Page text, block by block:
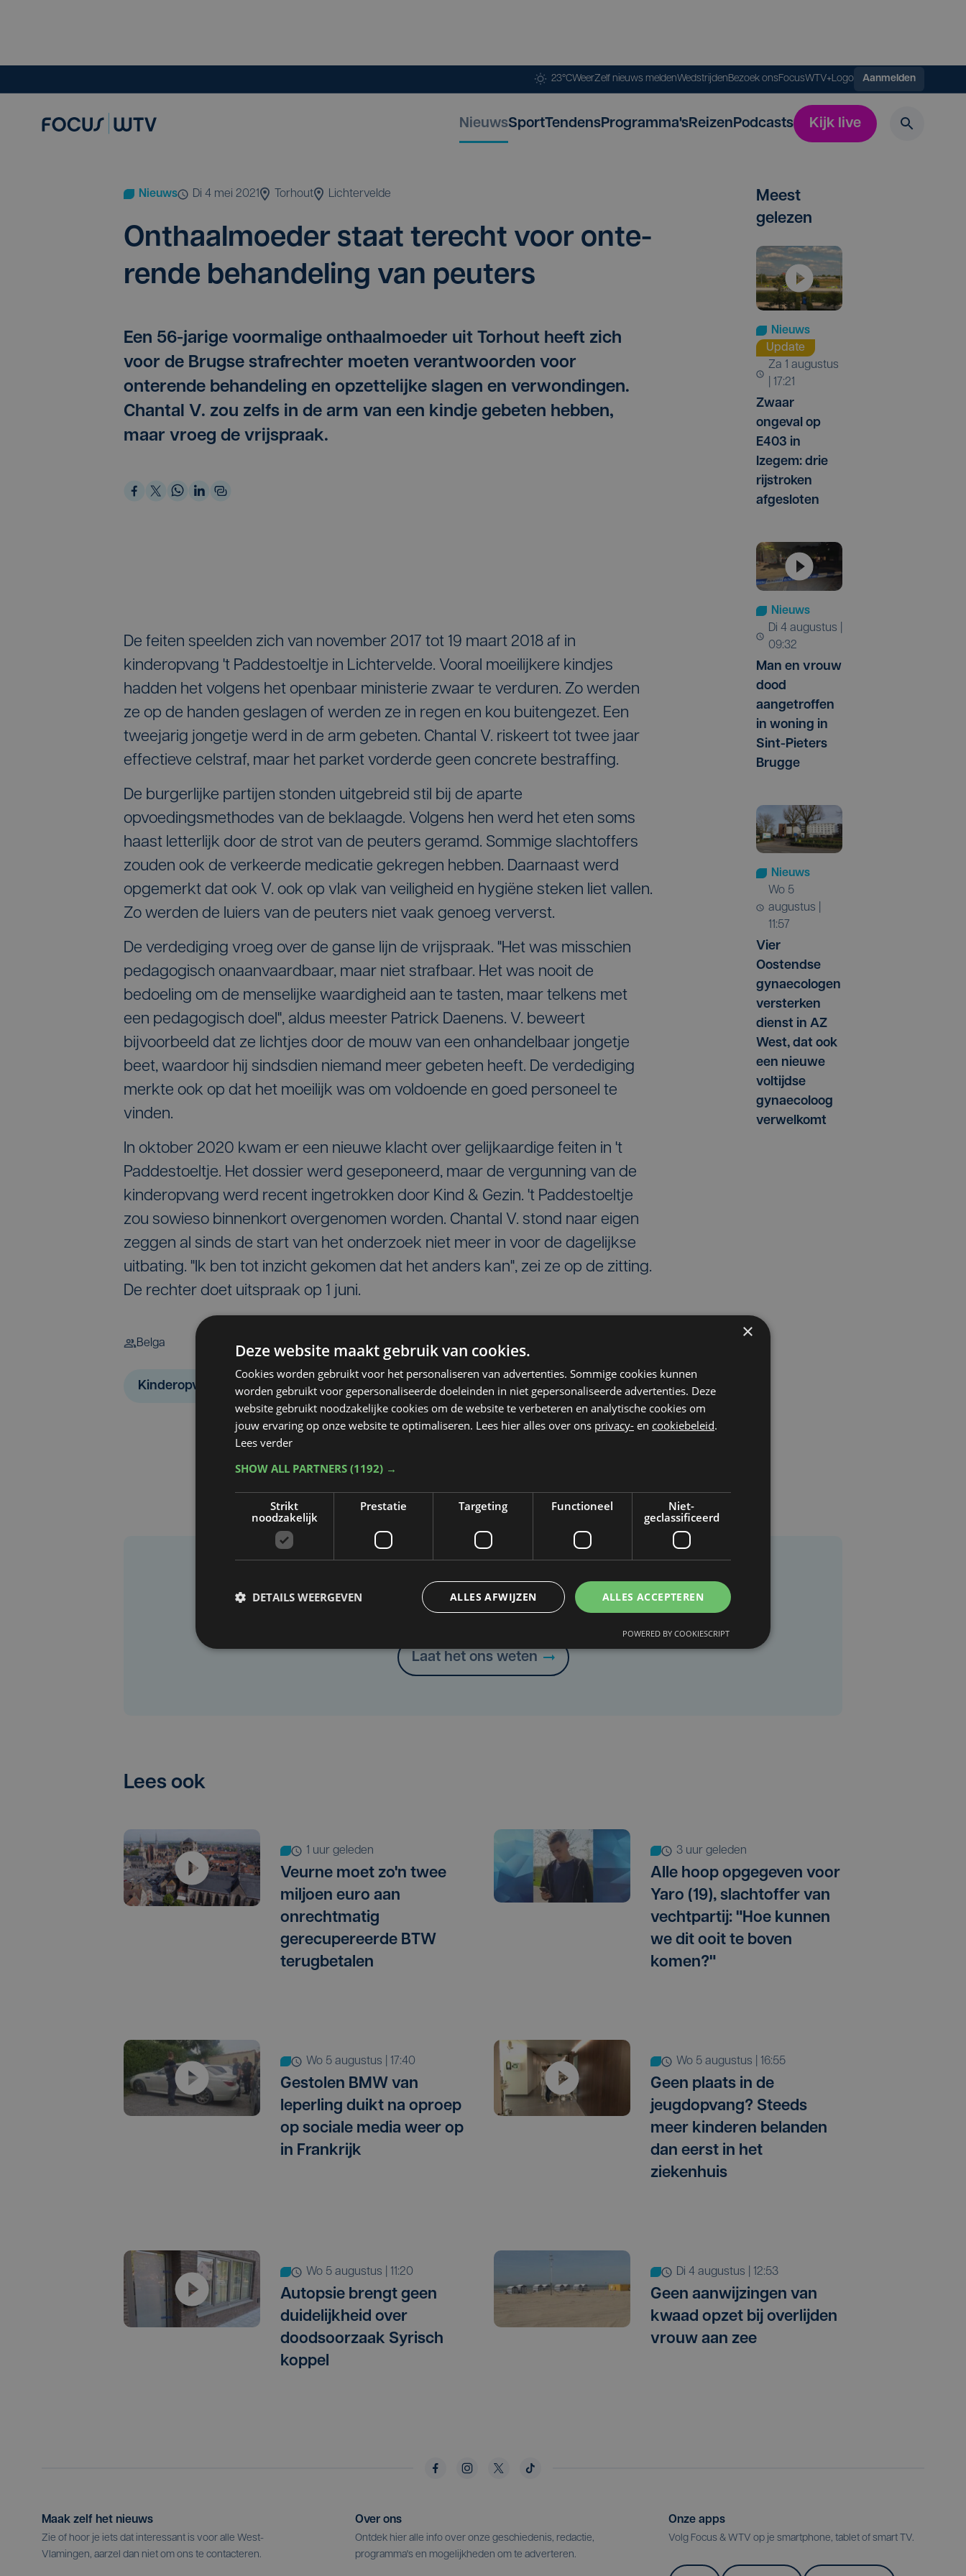
23°CWeerZelf nieuws meldenWedstrijdenBezoek onsFocusWTV+Logo Aanmelden
NieuwsSportTendensProgramma'sReizenPodcasts Kijk live
Nieuws di 4 mei 2021 Torhout Lichtervelde
Ont­haal­moe­der staat terecht voor ont­e­
ren­de behan­de­ling van peuters
Een 56-jarige voormalige onthaalmoeder uit Torhout heeft zich
voor de Brugse strafrechter moeten verantwoorden voor
onterende behandeling en opzettelijke slagen en verwondingen.
Chantal V. zou zelfs in de arm van een kindje gebeten hebben,
maar vroeg de vrijspraak.
De feiten speelden zich van november 2017 tot 19 maart 2018 af in
kinderopvang 't Paddestoeltje in Lichtervelde. Vooral moeilijkere kindjes
hadden het volgens het openbaar ministerie zwaar te verduren. Zo werden
ze op de handen geslagen of werden ze in regen en kou buitengezet. Een
tweejarig jongetje werd in de arm gebeten. Chantal V. riskeert tot twee jaar
effectieve celstraf, maar het parket vorderde geen concrete bestraffing.
De burgerlijke partijen stonden uitgebreid stil bij de aparte
opvoedingsmethodes van de beklaagde. Volgens hen werd het eten soms
haast letterlijk door de strot van de peuters geramd. Sommige slachtoffers
zouden ook de verkeerde medicatie gekregen hebben. Daarnaast werd
opgemerkt dat ook V. ook op vlak van veiligheid en hygiëne steken liet vallen.
Zo werden de luiers van de peuters niet vaak genoeg ververst.
De verdediging vroeg over de ganse lijn de vrijspraak. "Het was misschien
pedagogisch onaanvaardbaar, maar niet strafbaar. Het was nooit de
bedoeling om de menselijke waardigheid aan te tasten, maar telkens met
een pedagogisch doel", aldus meester Patrick Daenens. V. beweert
bijvoorbeeld dat ze lichtjes door de mouw van een onhandelbaar jongetje
beet, waardoor hij sindsdien niemand meer gebeten heeft. De verdediging
merkte ook op dat het moeilijk was om voldoende en goed personeel te
vinden.
In oktober 2020 kwam er een nieuwe klacht over gelijkaardige feiten in 't
Paddestoeltje. Het dossier werd geseponeerd, maar de vergunning van de
kinderopvang werd recent ingetrokken door Kind & Gezin. 't Paddestoeltje
zou sowieso binnenkort overgenomen worden. Chantal V. stond naar eigen
zeggen al sinds de start van het onderzoek niet meer in voor de dagelijkse
uitbating. "Ik ben tot inzicht gekomen dat het anders kan", zei ze op de zitting.
De rechter doet uitspraak op 1 juni.
Belga
Kinderopvang
Meest
gelezen
Nieuws
Update
za 1 augustus
| 17:21
Zwaar
ongeval op
E403 in
Izegem: drie
rijstroken
afgesloten
Nieuws
di 4 augustus |
09:32
Man en vrouw
dood
aangetroffen
in woning in
Sint-Pieters
Brugge
Nieuws
wo 5
augustus |
11:57
Vier
Oostendse
gynaecologen
versterken
dienst in AZ
West, dat ook
een nieuwe
voltijdse
gynaecoloog
verwelkomt
Taalfout opgemerkt?
Heb je een taal- of schrijffout opgemerkt in dit artikel?
Laat het ons weten
Lees ook
1 uur geleden
Veurne moet zo'n twee
miljoen euro aan
onrechtmatig
gerecupereerde BTW
terugbetalen
3 uur geleden
Alle hoop opgegeven voor
Yaro (19), slachtoffer van
vechtpartij: "Hoe kunnen
we dit ooit te boven
komen?"
wo 5 augustus | 17:40
Gestolen BMW van
Ieperling duikt na oproep
op sociale media weer op
in Frankrijk
wo 5 augustus | 16:55
Geen plaats in de
jeugdopvang? Steeds
meer kinderen belanden
dan eerst in het
ziekenhuis
wo 5 augustus | 11:20
Autopsie brengt geen
duidelijkheid over
doodsoorzaak Syrisch
koppel
di 4 augustus | 12:53
Geen aanwijzingen van
kwaad opzet bij overlijden
vrouw aan zee
Maak zelf het nieuws
Zie of hoor je iets dat interessant is voor alle West-
Vlamingen, aarzel dan niet om ons te contacteren.
Over ons
Ontdek hier alle info over onze geschiedenis, redactie,
programma's en mogelijkheden om te adverteren.
Onze apps
Volg Focus & WTV op je smartphone, tablet of smart TV.
×
Deze website maakt gebruik van cookies.
Cookies worden gebruikt voor het personaliseren van advertenties. Sommige cookies kunnen
worden gebruikt voor gepersonaliseerde doeleinden in niet gepersonaliseerde advertenties. Deze
website gebruikt noodzakelijke cookies om de website te verbeteren en analytische cookies om
jouw ervaring op onze website te optimaliseren. Lees hier alles over ons privacy- en cookiebeleid.
Lees verder
SHOW ALL PARTNERS (1192) →
Strikt
noodzakelijk
Prestatie Targeting Functioneel
Niet-
geclassificeerd
ALLES ACCEPTEREN
ALLES AFWIJZEN
DETAILS WEERGEVEN
POWERED BY COOKIESCRIPT